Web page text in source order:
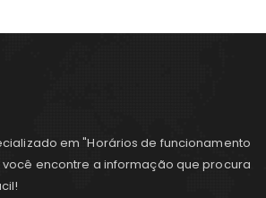
em "Horários de funcionamento
encontre a informação que procura